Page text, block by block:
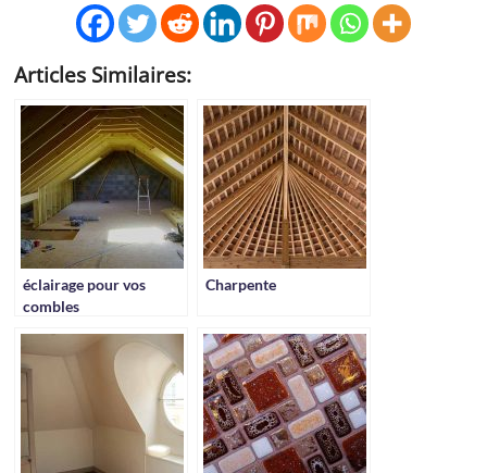
Articles Similaires:
éclairage pour vos
combles
Charpente